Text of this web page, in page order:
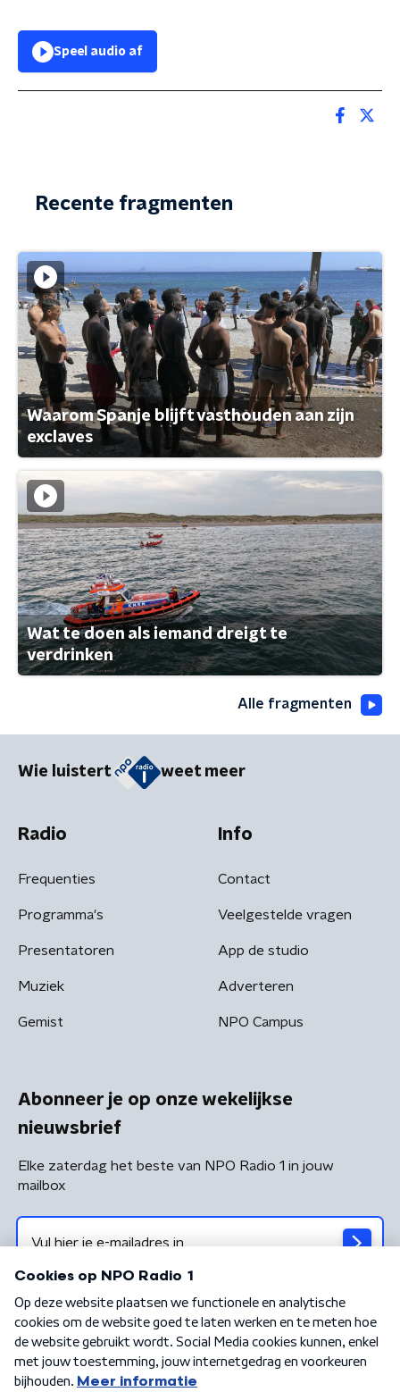
Speel audio af
Recente fragmenten
Waarom Spanje blijft vasthouden aan zijn
exclaves
Wat te doen als iemand dreigt te
verdrinken
Alle fragmenten
Wie luistert weet meer
Radio
Frequenties
Programma's
Presentatoren
Muziek
Gemist
Info
Contact
Veelgestelde vragen
App de studio
Adverteren
NPO Campus
Abonneer je op onze wekelijkse
nieuwsbrief
Elke zaterdag het beste van NPO Radio 1 in jouw
mailbox
Algemene voorwaarden